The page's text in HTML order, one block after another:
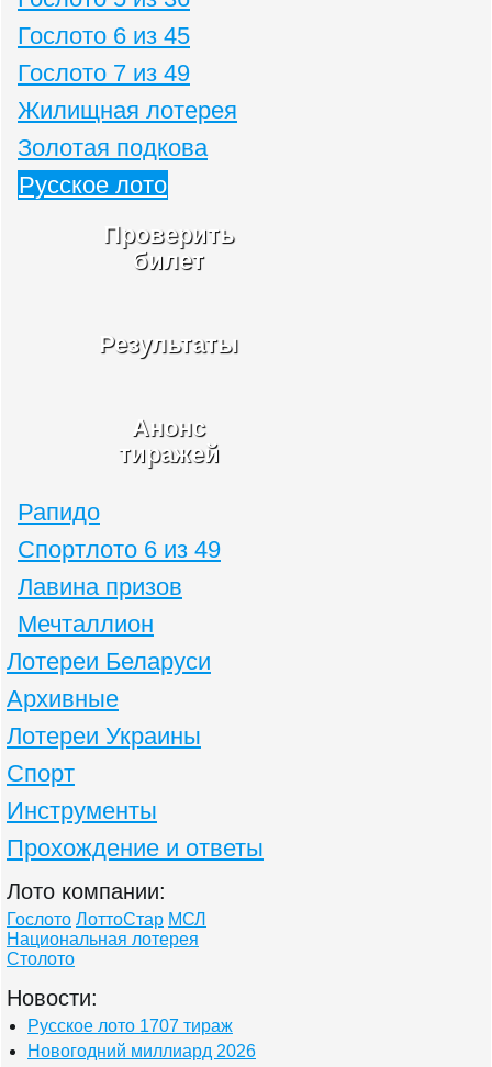
Гослото 6 из 45
Гослото 7 из 49
Жилищная лотерея
Золотая подкова
Русское лото
Проверить
билет
Результаты
Анонс
тиражей
Рапидо
Спортлото 6 из 49
Лавина призов
Мечталлион
Лотереи Беларуси
Архивные
Лотереи Украины
Спорт
Инструменты
Прохождение и ответы
Лото компании:
Гослото ЛоттоСтар МСЛ
Национальная лотерея
Столото
Новости:
Русское лото 1707 тираж
Новогодний миллиард 2026